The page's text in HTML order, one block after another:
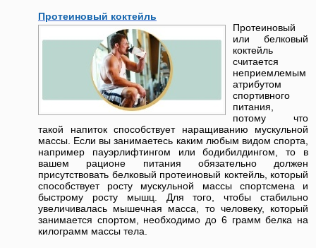
Протеиновый коктейль
Протеиновый
или белковый
коктейль
считается
неприемлемым
атрибутом
спортивного
питания,
потому что
такой напиток способствует наращиванию мускульной
массы. Если вы занимаетесь каким любым видом спорта,
например пауэрлифтингом или бодибилдингом, то в
вашем рационе питания обязательно должен
присутствовать белковый протеиновый коктейль, который
способствует росту мускульной массы спортсмена и
быстрому росту мышц. Для того, чтобы стабильно
увеличивалась мышечная масса, то человеку, который
занимается спортом, необходимо до 6 грамм белка на
килограмм массы тела.